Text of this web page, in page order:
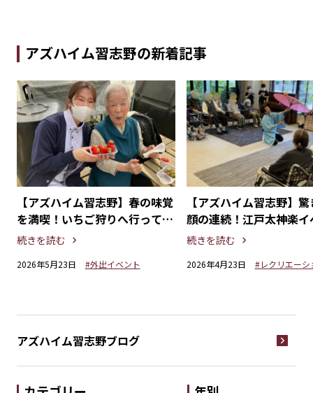
アズハイム習志野の新着記事
【アズハイム習志野】春の味覚
を満喫！いちご狩りへ行ってき
ました。
続きを読む
2026年5月23日 #外出イベント
【アズハイム習志野】
顔の連続！江戸太神楽イ
開催
続きを読む
2026年4月23日 #レクリエーシ
アズハイム習志野ブログ